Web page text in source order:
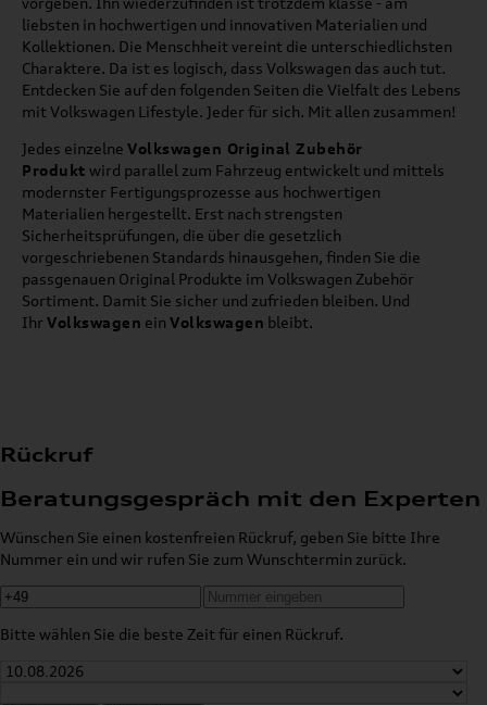
liebsten in hochwertigen und innovativen Materialien und
Kollektionen. Die Menschheit vereint die unterschiedlichsten
Charaktere. Da ist es logisch, dass Volkswagen das auch tut.
Entdecken Sie auf den folgenden Seiten die Vielfalt des Lebens
mit Volkswagen Lifestyle. Jeder für sich. Mit allen zusammen!
Jedes einzelne Volkswagen Original Zubehör
Produkt wird parallel zum Fahrzeug entwickelt und mittels
modernster Fertigungsprozesse aus hochwertigen
Materialien hergestellt. Erst nach strengsten
Sicherheitsprüfungen, die über die gesetzlich
vorgeschriebenen Standards hinausgehen, finden Sie die
passgenauen Original Produkte im Volkswagen Zubehör
Sortiment. Damit Sie sicher und zufrieden bleiben. Und
Ihr Volkswagen ein Volkswagen bleibt.
Rückruf
Beratungsgespräch mit den Experten
Wünschen Sie einen kostenfreien Rückruf, geben Sie bitte Ihre
Nummer ein und wir rufen Sie zum Wunschtermin zurück.
Bitte wählen Sie die beste Zeit für einen Rückruf.